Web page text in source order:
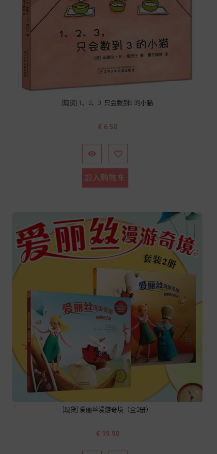
[现货] 1、2、3, 只会数到3 的小猫
价
€ 6.50
 
加入购物车
[现货] 爱丽丝漫游奇境（全2册）
价
€ 19.90